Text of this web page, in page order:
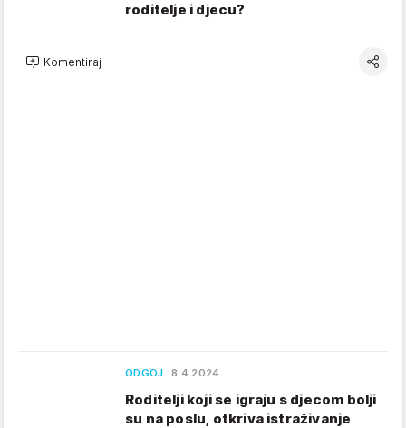
roditelje i djecu?
Komentiraj
ODGOJ 8.4.2024.
Roditelji koji se igraju s djecom bolji
su na poslu, otkriva istraživanje